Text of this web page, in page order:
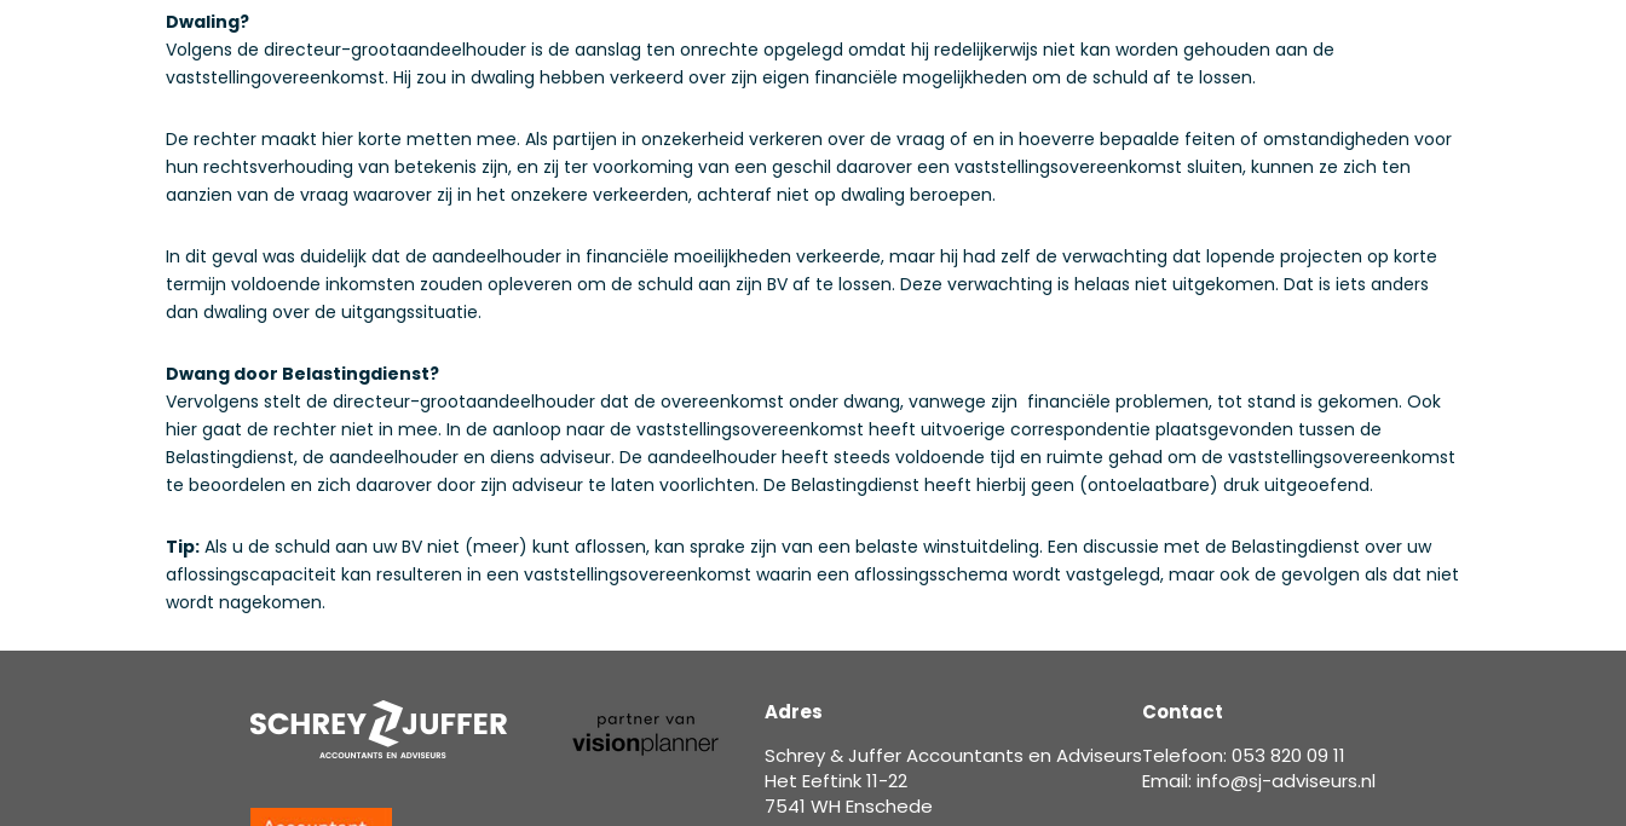
Dwaling?
Volgens de directeur-grootaandeelhouder is de aanslag ten onrechte opgelegd omdat hij redelijkerwijs niet kan worden gehouden aan de
vaststellingovereenkomst. Hij zou in dwaling hebben verkeerd over zijn eigen financiële mogelijkheden om de schuld af te lossen.
De rechter maakt hier korte metten mee. Als partijen in onzekerheid verkeren over de vraag of en in hoeverre bepaalde feiten of omstandigheden voor
hun rechtsverhouding van betekenis zijn, en zij ter voorkoming van een geschil daarover een vaststellingsovereenkomst sluiten, kunnen ze zich ten
aanzien van de vraag waarover zij in het onzekere verkeerden, achteraf niet op dwaling beroepen.
In dit geval was duidelijk dat de aandeelhouder in financiële moeilijkheden verkeerde, maar hij had zelf de verwachting dat lopende projecten op korte
termijn voldoende inkomsten zouden opleveren om de schuld aan zijn BV af te lossen. Deze verwachting is helaas niet uitgekomen. Dat is iets anders
dan dwaling over de uitgangssituatie.
Dwang door Belastingdienst?
Vervolgens stelt de directeur-grootaandeelhouder dat de overeenkomst onder dwang, vanwege zijn financiële problemen, tot stand is gekomen. Ook
hier gaat de rechter niet in mee. In de aanloop naar de vaststellingsovereenkomst heeft uitvoerige correspondentie plaatsgevonden tussen de
Belastingdienst, de aandeelhouder en diens adviseur. De aandeelhouder heeft steeds voldoende tijd en ruimte gehad om de vaststellingsovereenkomst
te beoordelen en zich daarover door zijn adviseur te laten voorlichten. De Belastingdienst heeft hierbij geen (ontoelaatbare) druk uitgeoefend.
Tip: Als u de schuld aan uw BV niet (meer) kunt aflossen, kan sprake zijn van een belaste winstuitdeling. Een discussie met de Belastingdienst over uw
aflossingscapaciteit kan resulteren in een vaststellingsovereenkomst waarin een aflossingsschema wordt vastgelegd, maar ook de gevolgen als dat niet
wordt nagekomen.
Adres
Schrey & Juffer Accountants en Adviseurs
Het Eeftink 11-22
7541 WH Enschede
Contact
Telefoon: 053 820 09 11
Email: info@sj-adviseurs.nl